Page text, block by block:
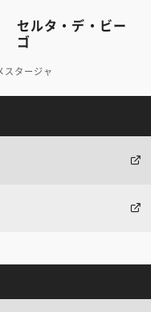
セルタ・デ・ビー
ゴ
スタージャ